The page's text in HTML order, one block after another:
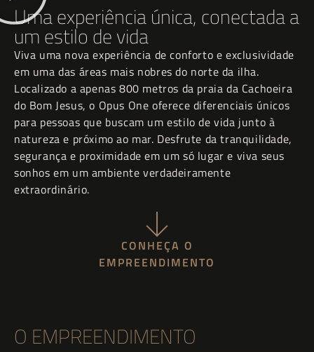
Uma experiência única, conectada a
um estilo de vida
Viva uma nova experiência de conforto e exclusividade
em uma das áreas mais nobres do norte da ilha.
Localizado a apenas 800 metros da praia da Cachoeira
do Bom Jesus, o Opus One oferece diferenciais únicos
para pessoas que buscam um estilo de vida junto à
natureza e próximo ao mar. Desfrute da tranquilidade,
segurança e proximidade em um só lugar e viva seus
sonhos em um ambiente verdadeiramente
extraordinário.
CONHEÇA O
EMPREENDIMENTO
O EMPREENDIMENTO